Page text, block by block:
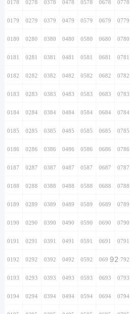
0178 0278 0378 0478 0578 0678 0778
0179 0279 0379 0479 0579 0679 0779
0180 0280 0380 0480 0580 0680 0780
0181 0281 0381 0481 0581 0681 0781
0182 0282 0382 0482 0582 0682 0782
0183 0283 0383 0483 0583 0683 0783
0184 0284 0384 0484 0584 0684 0784
0185 0285 0385 0485 0585 0685 0785
0186 0286 0386 0486 0586 0686 0786
0187 0287 0387 0487 0587 0687 0787
0188 0288 0388 0488 0588 0688 0788
0189 0289 0389 0489 0589 0689 0789
0190 0290 0390 0490 0590 0690 0790
0191 0291 0391 0491 0591 0691 0791
0192 0292 0392 0492 0592 0692920792
0193 0293 0393 0493 0593 0693 0793
0194 0294 0394 0494 0594 0694 0794